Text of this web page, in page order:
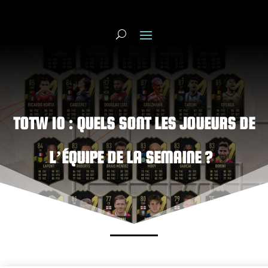
TOTW 10 : QUELS SONT LES JOUEURS DE
L’ÉQUIPE DE LA SEMAINE ?